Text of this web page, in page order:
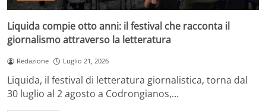
Liquida compie otto anni: il festival che racconta il
giornalismo attraverso la letteratura
Redazione Luglio 21, 2026
Liquida, il festival di letteratura giornalistica, torna dal
30 luglio al 2 agosto a Codrongianos,…